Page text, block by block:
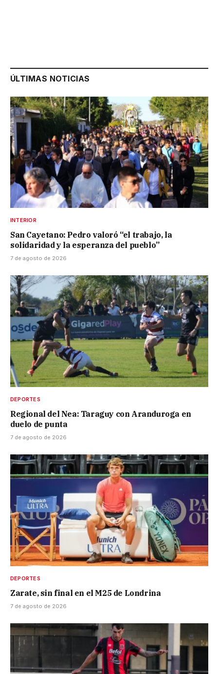
ÚLTIMAS NOTICIAS
INTERIOR
San Cayetano: Pedro valoró “el trabajo, la
solidaridad y la esperanza del pueblo”
7 de agosto de 2026
DEPORTES
Regional del Nea: Taraguy con Aranduroga en
duelo de punta
7 de agosto de 2026
DEPORTES
Zarate, sin final en el M25 de Londrina
7 de agosto de 2026